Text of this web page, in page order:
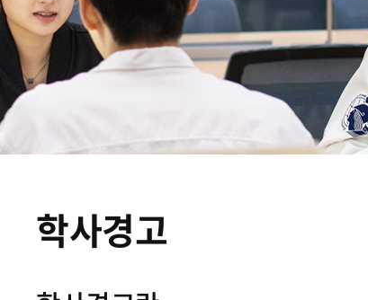
학사경고